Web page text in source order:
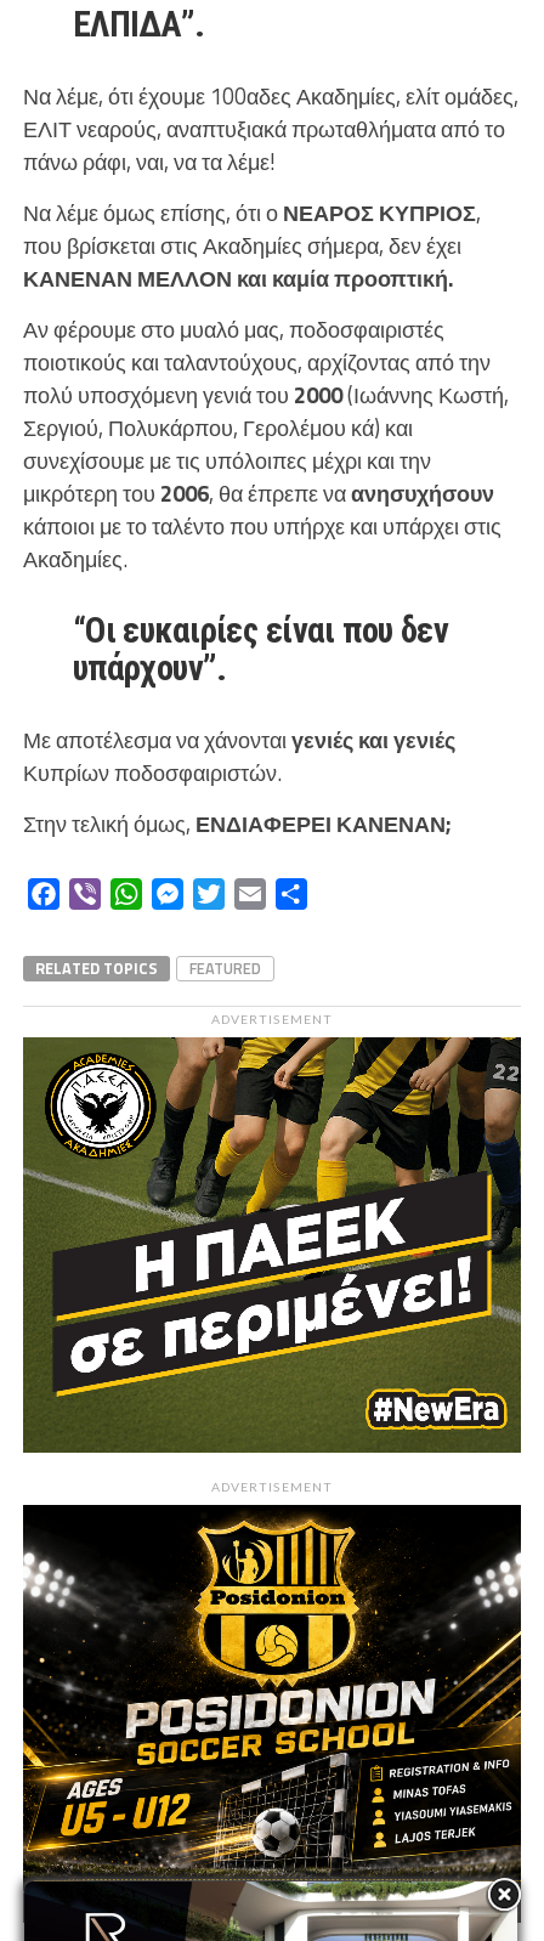
ΕΛΠΙΔΑ”.
Να λέμε, ότι έχουμε 100αδες Ακαδημίες, ελίτ ομάδες,
ΕΛΙΤ νεαρούς, αναπτυξιακά πρωταθλήματα από το
πάνω ράφι, ναι, να τα λέμε!
Να λέμε όμως επίσης, ότι οΝΕΑΡΟΣΚΥΠΡΙΟΣ,
που βρίσκεται στις Ακαδημίες σήμερα, δεν έχει
ΚΑΝΕΝΑΝ ΜΕΛΛΟΝ και καμία προοπτική.
Αν φέρουμε στο μυαλό μας, ποδοσφαιριστές
ποιοτικούς και ταλαντούχους, αρχίζοντας από την
πολύ υποσχόμενη γενιά του 2000(Ιωάννης Κωστή,
Σεργιού, Πολυκάρπου, Γερολέμου κά) και
συνεχίσουμε με τις υπόλοιπες μέχρι και την
μικρότερη του 2006, θα έπρεπε ναανησυχήσουν
κάποιοι με το ταλέντο που υπήρχε και υπάρχει στις
Ακαδημίες.
“Οι ευκαιρίες είναι που δεν
υπάρχουν”.
Με αποτέλεσμα να χάνονταιγενιές και γενιές
Κυπρίων ποδοσφαιριστών.
Στην τελική όμως, ΕΝΔΙΑΦΕΡΕΙ ΚΑΝΕΝΑΝ;
Facebook
Viber WhatsAppMessengerTwitterEmail
RELATED TOPICS FEATURED
ADVERTISEMENT
ADVERTISEMENT